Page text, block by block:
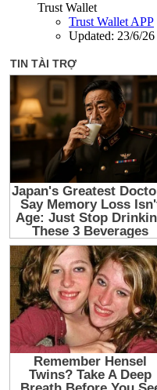
Trust Wallet
Trust Wallet APP
Updated: 23/6/26